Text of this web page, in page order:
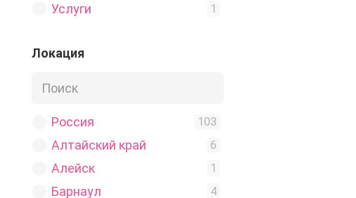
Услуги 1
Локация
Россия 103
Алтайский край 6
Алейск 1
Барнаул 4